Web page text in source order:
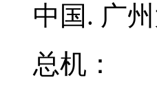
中国. 广
总机：